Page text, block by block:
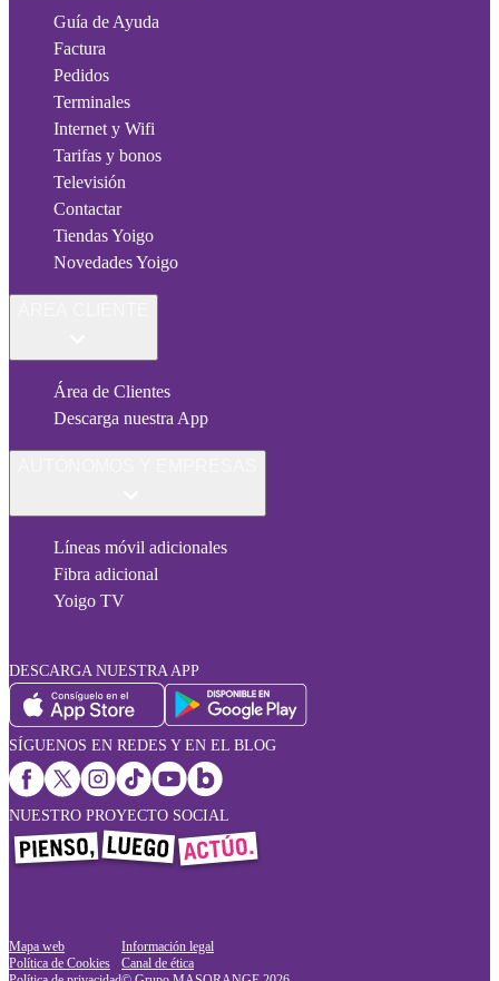
Guía de Ayuda
Factura
Pedidos
Terminales
Internet y Wifi
Tarifas y bonos
Televisión
Contactar
Tiendas Yoigo
Novedades Yoigo
Área de Clientes
Descarga nuestra App
Líneas móvil adicionales
Fibra adicional
Yoigo TV
DESCARGA NUESTRA APP
SÍGUENOS EN REDES Y EN EL BLOG
NUESTRO PROYECTO SOCIAL
Mapa web
Política de Cookies
Información legal
Canal de ética